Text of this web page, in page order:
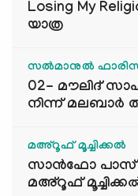
Losing My
യാത്ര
സൽമാനുൽ
02- മൗലിദ്
നിന്ന് മലബാർ
മഅ്റൂഫ് മൂച്ചിക്കല്‍
സാൻഫോ പാസ്
മഅ്റൂഫ്